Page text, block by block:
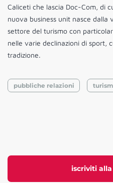
iscriviti
Caliceti che lascia Doc-Com, di
nuova business unit nasce dalla
settore del turismo con
nelle varie declinazioni di sport,
tradizione.
pubbliche relazioni